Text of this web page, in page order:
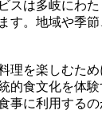
スは多岐にわ
す。地域や季
理を楽しむた
的食文化を体
事に利用する